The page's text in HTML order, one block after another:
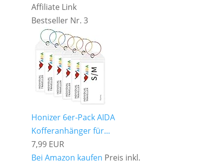
Affiliate Link
Bestseller Nr. 3
Honizer 6er-Pack AIDA
Kofferanhänger für...
7,99 EUR
Bei Amazon kaufen Preis inkl.